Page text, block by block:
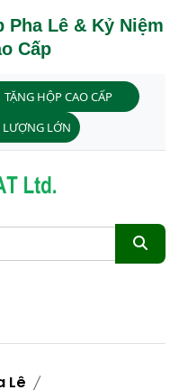
Lê & Kỷ Niệm
Cấp
TẶNG HỘP CAO CẤP
LƯỢNG LỚN
Lê